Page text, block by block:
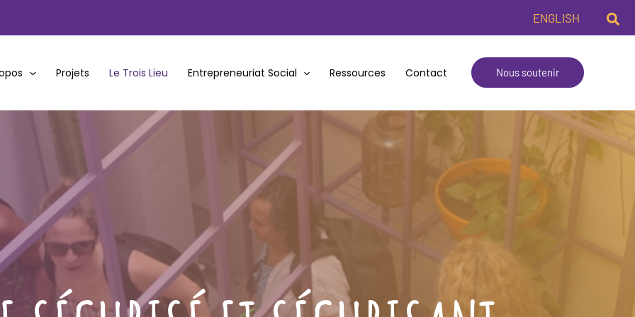
ENGLISH
Projets Le Trois Lieu Entrepreneuriat Social Ressources Contact Nous soutenir